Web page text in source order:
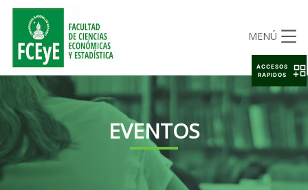
MENÚ
EVENTOS
ACCESOS
RAPIDOS